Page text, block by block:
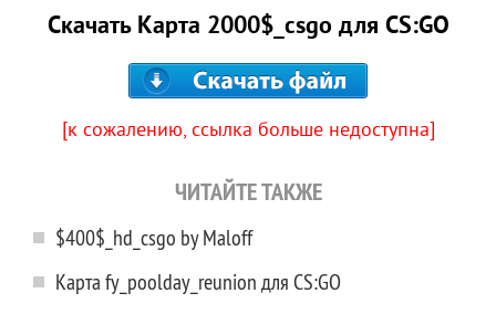
Скачать Карта 2000$_csgo для CS:GO
[к сожалению, ссылка больше недоступна]
ЧИТАЙТЕ ТАКЖЕ
$400$_hd_csgo by Maloff
Карта fy_poolday_reunion для CS:GO